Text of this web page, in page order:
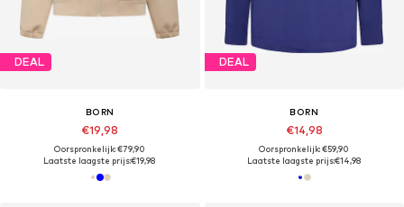
DEAL
BORN
€19,98
Oorspronkelijk: €79,90
Laatste laagste prijs:€19,98
DEAL
BORN
€14,98
Oorspronkelijk: €59,90
Laatste laagste prijs:€14,98